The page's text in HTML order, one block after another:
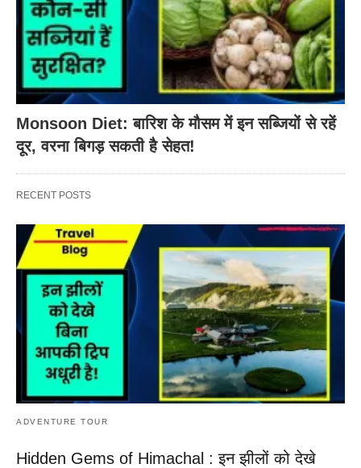
Monsoon Diet: बारिश के मौसम में इन सब्जियों से रहें
दूर, वरना बिगड़ सकती है सेहत!
RECENT POSTS
ADVENTURE TOUR
Hidden Gems of Himachal : इन झीलों को देखे